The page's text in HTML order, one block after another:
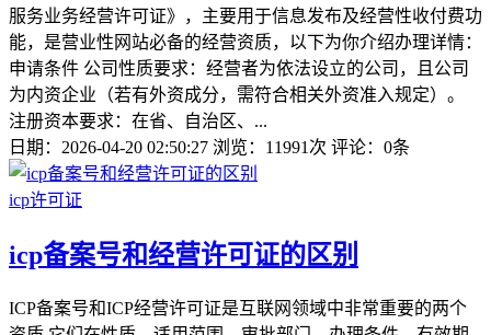
服务业务经营许可证》，主要用于信息发布及经营性收付费功
能，是营业性网站必备的经营资质，以下为你介绍办理详情：
申请条件 公司性质要求：经营者为依法设立的公司，且公司
为内资企业（若有外资成分，需符合相关外资准入规定）。
注册资本要求：在省、自治区、...
日期：2026-04-20 02:50:27 浏览：11991次 评论：0条
icp许可证
icp备案号和经营许可证的区别
ICP备案号和ICP经营许可证是互联网领域中非常重要的两个